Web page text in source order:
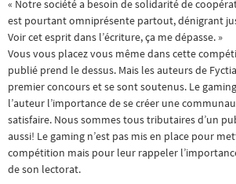
« Notre société a besoin de solidarité de
est pourtant omniprésente partout, dénigrant
Voir cet esprit dans l’écriture, ça me dépasse. »
Vous vous placez vous même dans cette
publié prend le dessus. Mais les auteurs de
premier concours et se sont soutenus. Le
l’auteur l’importance de se créer une
satisfaire. Nous sommes tous tributaires d’un
aussi! Le gaming n’est pas mis en place pour
compétition mais pour leur rappeler
de son lectorat.